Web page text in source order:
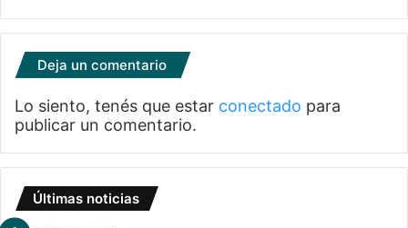
Deja un comentario
Lo siento, tenés que estar conectado para
publicar un comentario.
Últimas noticias